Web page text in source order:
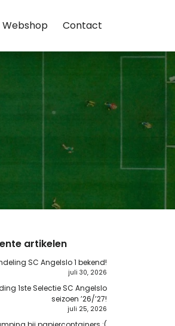
Webshop Contact
artikelen
SC Angelslo 1 bekend!
juli 30, 2026
1ste Selectie SC Angelslo
seizoen ’26/’27!
juli 25, 2026